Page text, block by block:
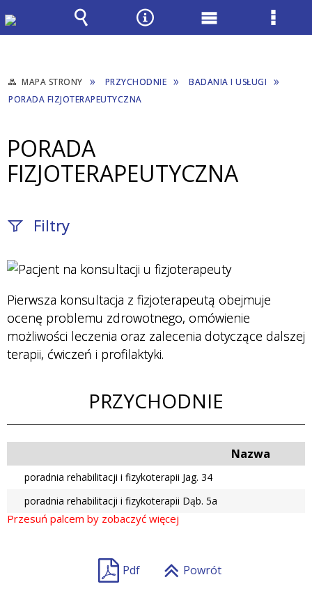
MAPA STRONY PRZYCHODNIE
BADANIA I USŁUGI
PORADA FIZJOTERAPEUTYCZNA
PORADA
FIZJOTERAPEUTYCZNA
Filtry
Fraza / imię,
nazwisko
Przychodnie
Usługi
Pierwsza konsultacja z fizjoterapeutą obejmuje
ocenę problemu zdrowotnego, omówienie
możliwości leczenia oraz zalecenia dotyczące dalszej
terapii, ćwiczeń i profilaktyki.
PRZYCHODNIE
Nazwa
poradnia rehabilitacji i fizykoterapii Jag. 34
poradnia rehabilitacji i fizykoterapii Dąb. 5a
Pdf Powrót
Wyszukiwarka
NarzędziaMenu
Menu